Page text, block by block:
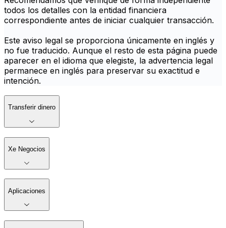
todos los detalles con la entidad financiera
correspondiente antes de iniciar cualquier transacción.
Este aviso legal se proporciona únicamente en inglés y
no fue traducido. Aunque el resto de esta página puede
aparecer en el idioma que elegiste, la advertencia legal
permanece en inglés para preservar su exactitud e
intención.
Transferir dinero
Xe Negocios
Aplicaciones